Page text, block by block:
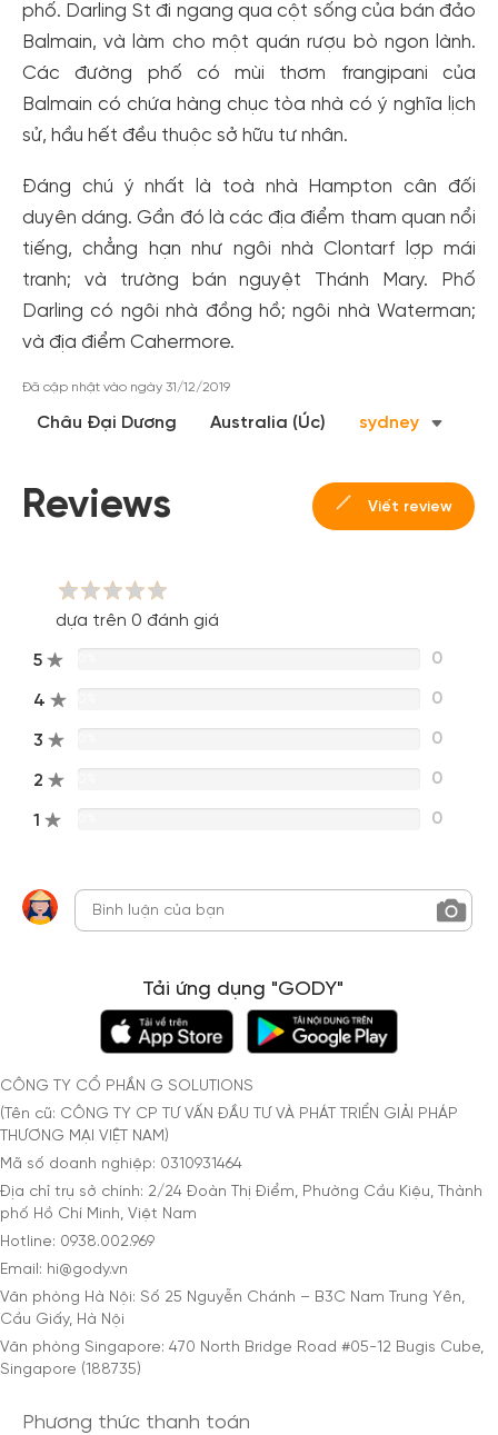
phố. Darling St đi ngang qua cột sống của bán đảo
Balmain, và làm cho một quán rượu bò ngon lành.
Các đường phố có mùi thơm frangipani của
Balmain có chứa hàng chục tòa nhà có ý nghĩa lịch
sử, hầu hết đều thuộc sở hữu tư nhân.
Đáng chú ý nhất là toà nhà Hampton cân đối
duyên dáng. Gần đó là các địa điểm tham quan nổi
tiếng, chẳng hạn như ngôi nhà Clontarf lợp mái
tranh; và trường bán nguyệt Thánh Mary. Phố
Darling có ngôi nhà đồng hồ; ngôi nhà Waterman;
và địa điểm Cahermore.
Đã cập nhật vào ngày 31/12/2019
Châu Đại Dương Australia (Úc) sydney
Reviews Viết review
dựa trên 0 đánh giá
5 0
4 0
3 0
2 0
1 0
Tải ứng dụng "GODY"
CÔNG TY CỔ PHẦN G SOLUTIONS
(Tên cũ: CÔNG TY CP TƯ VẤN ĐẦU TƯ VÀ PHÁT TRIỂN GIẢI PHÁP
THƯƠNG MẠI VIỆT NAM)
Mã số doanh nghiệp: 0310931464
Địa chỉ trụ sở chính: 2/24 Đoàn Thị Điểm, Phường Cầu Kiệu, Thành
phố Hồ Chí Minh, Việt Nam
Hotline: 0938.002.969
Email: hi@gody.vn
Văn phòng Hà Nội: Số 25 Nguyễn Chánh – B3C Nam Trung Yên,
Cầu Giấy, Hà Nội
Văn phòng Singapore: 470 North Bridge Road #05-12 Bugis Cube,
Singapore (188735)
Phương thức thanh toán
Tạo tài khoản nhanh - nhận nhiều ưu
đãi!
Tạo tài khoản để có thểnhận ngay các ưu đãi
cho cộng đồng.
Hoặc đăng nhập bằng
Đăng nhập Facebook
Đăng nhập Google